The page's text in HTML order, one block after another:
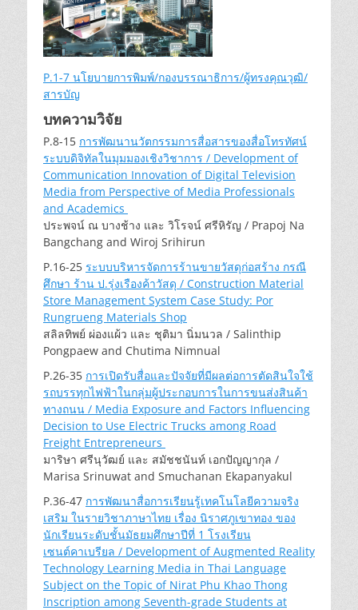
P.1-7 นโยบายการพิมพ์/กองบรรณาธิการ/ผู้ทรงคุณวุฒิ/
สารบัญ
บทความวิจัย
P.8-15 การพัฒนานวัตกรรมการสื่อสารของสื่อโทรทัศน์
ระบบดิจิทัลในมุมมองเชิงวิชาการ / Development of
Communication Innovation of Digital Television
Media from Perspective of Media Professionals
and Academics
ประพจน์ ณ บางช้าง และ วิโรจน์ ศรีหิรัญ / Prapoj Na
Bangchang and Wiroj Srihirun
P.16-25 ระบบบริหารจัดการร้านขายวัสดุก่อสร้าง กรณี
ศึกษา ร้าน ป.รุ่งเรืองค้าวัสดุ / Construction Material
Store Management System Case Study: Por
Rungrueng Materials Shop
สลิลทิพย์ ผ่องแผ้ว และ ชุติมา นิ่มนวล / Salinthip
Pongpaew and Chutima Nimnual
P.26-35 การเปิดรับสื่อและปัจจัยที่มีผลต่อการตัดสินใจใช้
รถบรรทุกไฟฟ้าในกลุ่มผู้ประกอบการในการขนส่งสินค้า
ทางถนน / Media Exposure and Factors Influencing
Decision to Use Electric Trucks among Road
Freight Entrepreneurs
มาริษา ศรีนุวัฒย์ และ สมัชชนันท์ เอกปัญญากุล /
Marisa Srinuwat and Smuchanan Ekapanyakul
P.36-47 การพัฒนาสื่อการเรียนรู้เทคโนโลยีความจริง
เสริม ในรายวิชาภาษาไทย เรื่อง นิราศภูเขาทอง ของ
นักเรียนระดับชั้นมัธยมศึกษาปีที่ 1 โรงเรียน
เซนต์คาเบรียล / Development of Augmented Reality
Technology Learning Media in Thai Language
Subject on the Topic of Nirat Phu Khao Thong
Inscription among Seventh-grade Students at